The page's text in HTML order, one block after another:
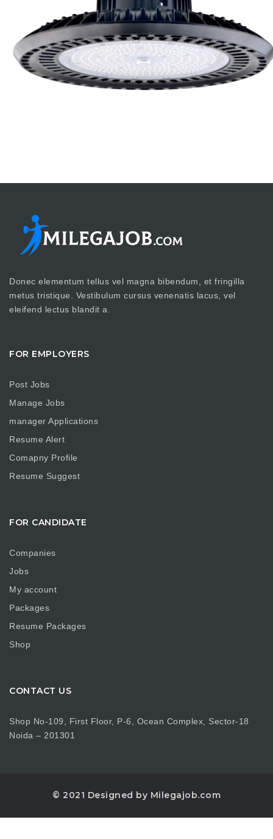
Donec elementum tellus vel magna bibendum, et fringilla
metus tristique. Vestibulum cursus venenatis lacus, vel
eleifend lectus blandit a.
FOR EMPLOYERS
Post Jobs
Manage Jobs
manager Applications
Resume Alert
Comapny Profile
Resume Suggest
FOR CANDIDATE
Companies
Jobs
My account
Packages
Resume Packages
Shop
CONTACT US
Shop No-109, First Floor, P-6, Ocean Complex, Sector-18
Noida – 201301
© 2021 Designed by Milegajob.com